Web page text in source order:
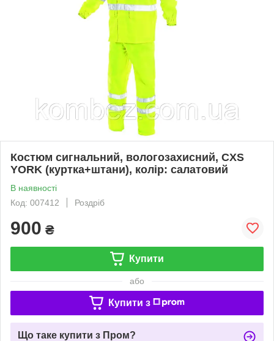
Костюм сигнальний, вологозахисний, CXS
YORK (куртка+штани), колiр: салатовий
В наявності
Код: 007412
Роздріб
900 ₴
Купити
або
Купити з
Що таке купити з Пром?